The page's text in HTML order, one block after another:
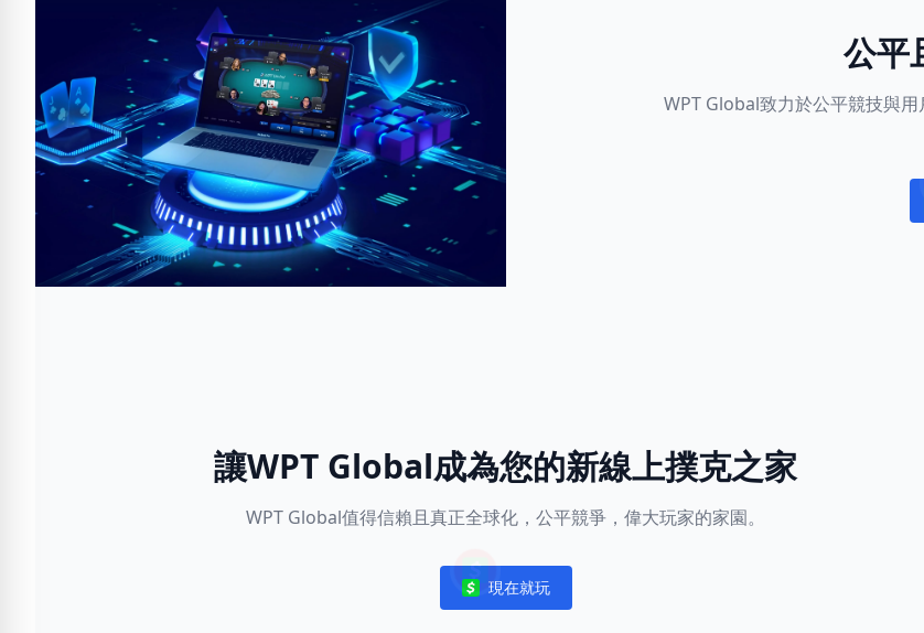
公平
WPT Global致力於公平競技與
讓WPT Global成為您的新線上撲克之家
WPT Global值得信賴且真正全球化，公平競爭，偉大玩家的家園。
Notifications
現在就玩